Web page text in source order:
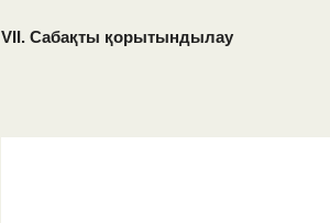
VІІ. Сабақты қорытындылау